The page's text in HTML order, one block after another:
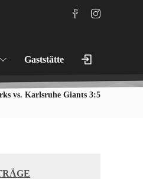
Gaststätte
vs. Karlsruhe Giants 3:5